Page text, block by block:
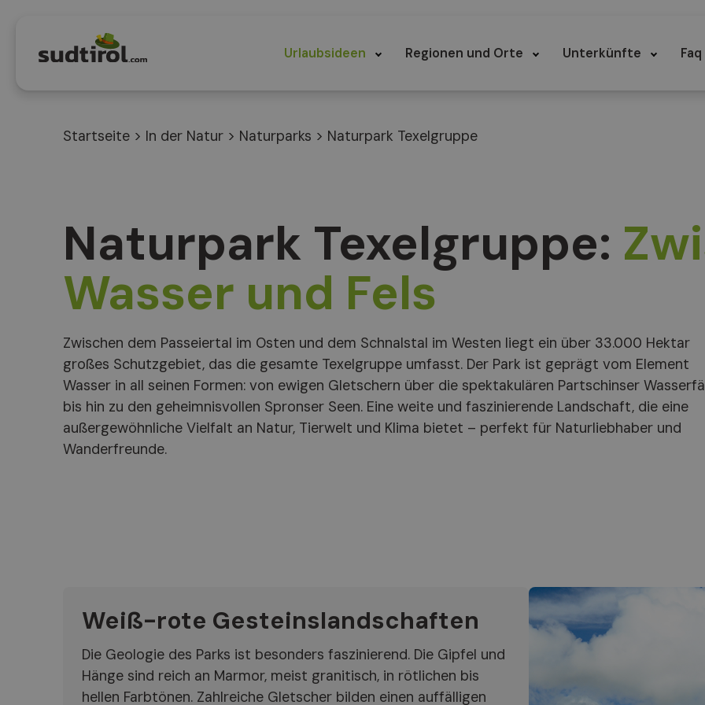
Urlaubsideen Regionen und Orte Unterkünfte Faq
Startseite > In der Natur > Naturparks > Naturpark Texelgruppe
Naturpark Texelgruppe:
Wasser und Fels
Zwischen dem Passeiertal im Osten und dem Schnalstal im Westen liegt ein über 33.000 Hektar
großes Schutzgebiet, das die gesamte Texelgruppe umfasst. Der Park ist geprägt vom Element
Wasser in all seinen Formen: von ewigen Gletschern über die spektakulären Partschinser
bis hin zu den geheimnisvollen Spronser Seen. Eine weite und faszinierende Landschaft, die eine
außergewöhnliche Vielfalt an Natur, Tierwelt und Klima bietet – perfekt für Naturliebhaber und
Wanderfreunde.
Weiß-rote Gesteinslandschaften
Die Geologie des Parks ist besonders faszinierend. Die Gipfel und
Hänge sind reich an Marmor, meist granitisch, in rötlichen bis
hellen Farbtönen. Zahlreiche Gletscher bilden einen auffälligen